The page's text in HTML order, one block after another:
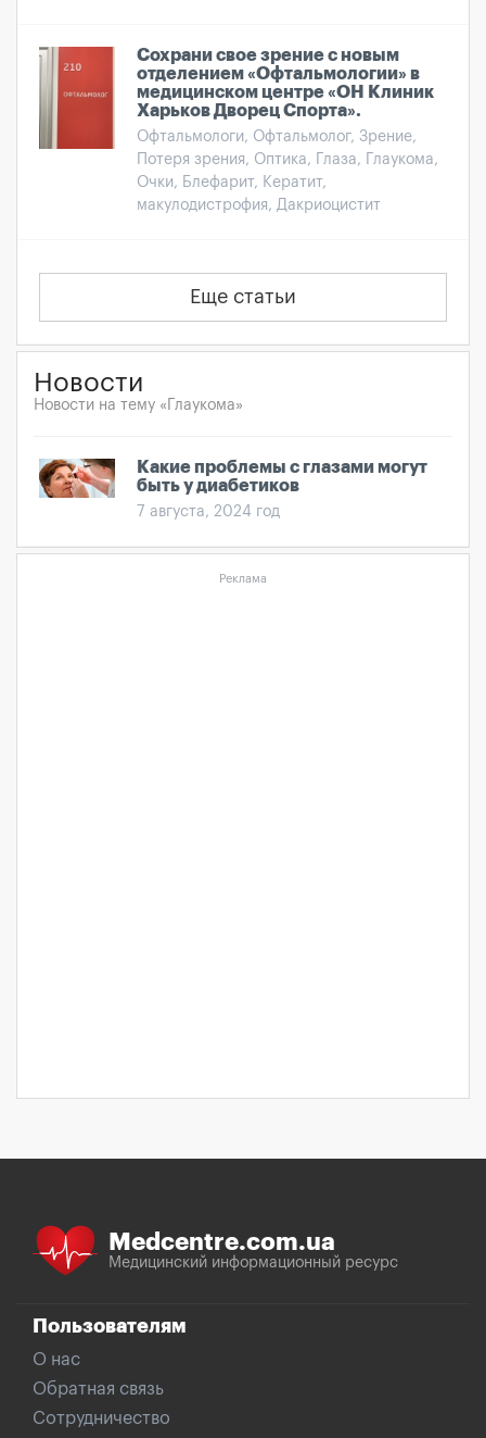
Сохрани свое зрение с новым
отделением «Офтальмологии» в
медицинском центре «ОН Клиник
Харьков Дворец Спорта».
Офтальмологи, Офтальмолог, Зрение,
Потеря зрения, Оптика, Глаза, Глаукома,
Очки, Блефарит, Кератит,
макулодистрофия, Дакриоцистит
Еще статьи
Новости
Новости на тему «Глаукома»
Какие проблемы с глазами могут
быть у диабетиков
7 августа, 2024 год
Реклама
Medcentre.com.ua
Медицинский информационный ресурс
Пользователям
О нас
Обратная связь
Сотрудничество